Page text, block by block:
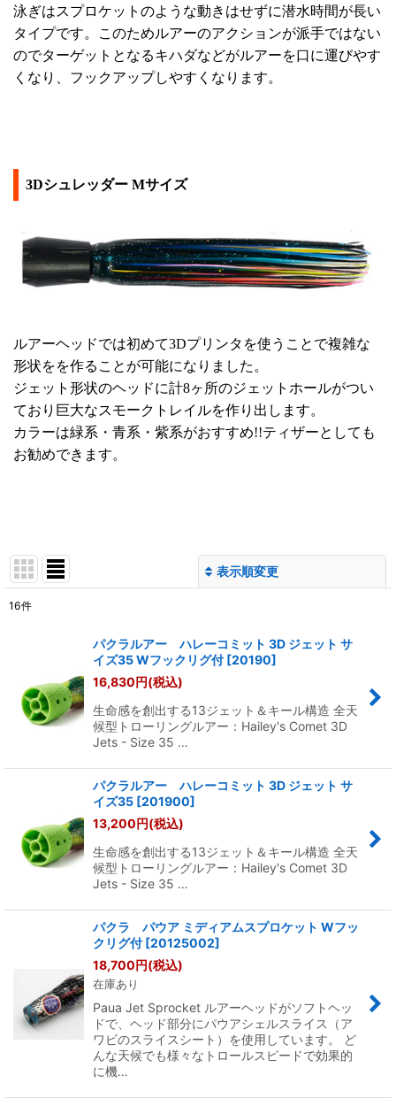
泳ぎはスプロケットのような動きはせずに潜水時間が長い
タイプです。このためルアーのアクションが派手ではない
のでターゲットとなるキハダなどがルアーを口に運びやす
くなり、フックアップしやすくなります。
3Dシュレッダー Mサイズ
ルアーヘッドでは初めて3Dプリンタを使うことで複雑な
形状をを作ることが可能になりました。
ジェット形状のヘッドに計8ヶ所のジェットホールがつい
ており巨大なスモークトレイルを作り出します。
カラーは緑系・青系・紫系がおすすめ!!ティザーとしても
お勧めできます。
表示順変更
絞り込む
16件
パクラルアー ハレーコミット 3D ジェット サ
イズ35 Wフックリグ付 [20190]
16,830円(税込)
生命感を創出する13ジェット＆キール構造 全天
候型トローリングルアー：Hailey's Comet 3D
Jets - Size 35 …
パクラルアー ハレーコミット 3D ジェット サ
イズ35 [201900]
13,200円(税込)
生命感を創出する13ジェット＆キール構造 全天
候型トローリングルアー：Hailey's Comet 3D
Jets - Size 35 …
パクラ パウア ミディアムスプロケット Wフッ
クリグ付 [20125002]
18,700円(税込)
在庫あり
Paua Jet Sprocket ルアーヘッドがソフトヘッ
ドで、ヘッド部分にパウアシェルスライス（ア
ワビのスライスシート）を使用しています。 ど
んな天候でも様々なトロールスピードで効果的
に機…